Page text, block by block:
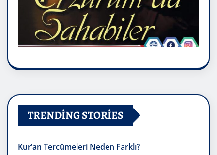
TRENDING STORIES
Kur’an Tercümeleri Neden Farklı?